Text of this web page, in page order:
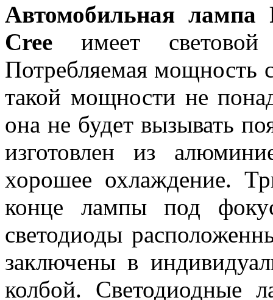
Автомобильная лампа
Creeимеет
Потребляемая мощность
такой мощности не
она не будет вызывать
изготовлен из
хорошее охлаждение.
конце лампы под
светодиоды
заключены в
колбой. Светодиодные